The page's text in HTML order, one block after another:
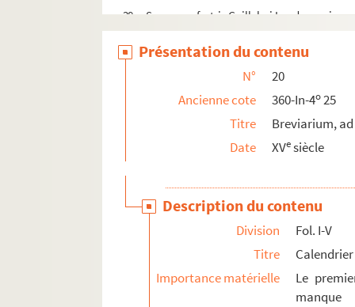
38. « Sermones fratris Guillelmi Lugdunensis »
40. « Metaphysica, sive theologia naturalis »,
45. « Lettres à un protestant », attribuées au
46. « Discours sur les miracles de Jésus-Christ
47. « Sermons par Daniel Saint, prestre, 1762»
48. « Apologie pour les prêtres médecins, à
49. Traduction française des deux premiers
Présentation du contenu
N°
20
Ancienne cote
360-In-4o25
Titre
Breviarium,
Date
XVesiècle
Description du contenu
Division
Fol. I-V
Titre
Importance matérielle
Le
manque